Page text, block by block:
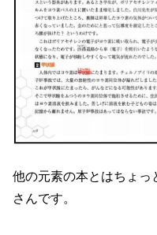
他の元素の本とはちょっ
さんです。